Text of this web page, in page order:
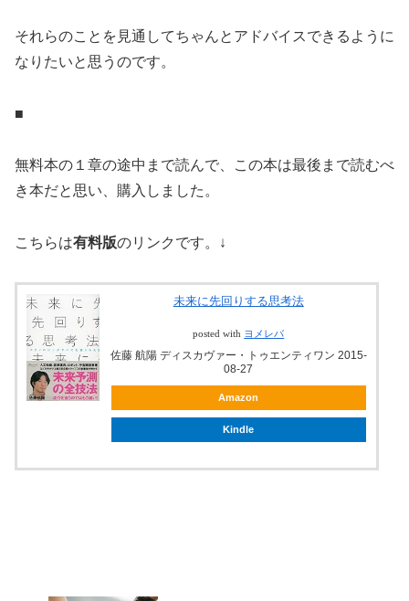
それらのことを見通してちゃんとアドバイスできるように
なりたいと思うのです。
■
無料本の１章の途中まで読んで、この本は最後まで読むべ
き本だと思い、購入しました。
こちらは有料版のリンクです。↓
未来に先回りする思考法
posted with ヨメレバ
佐藤 航陽 ディスカヴァー・トゥエンティワン 2015-
08-27
Amazon
Kindle